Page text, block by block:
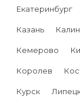
Екатеринбург
Казань
Кемерово
Королев
Курск